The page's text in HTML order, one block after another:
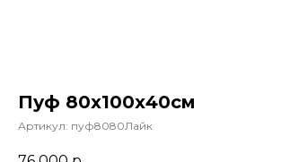
Пуф 80х100х40см
Артикул: пуф8080Лайк